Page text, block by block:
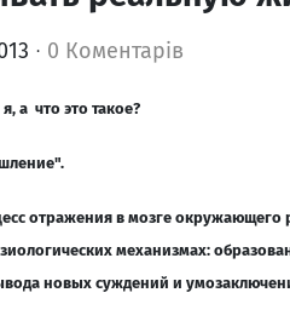
0 Коментарів
а что это такое?
отражения в мозге окружающего
механизмах:
новых суждений и